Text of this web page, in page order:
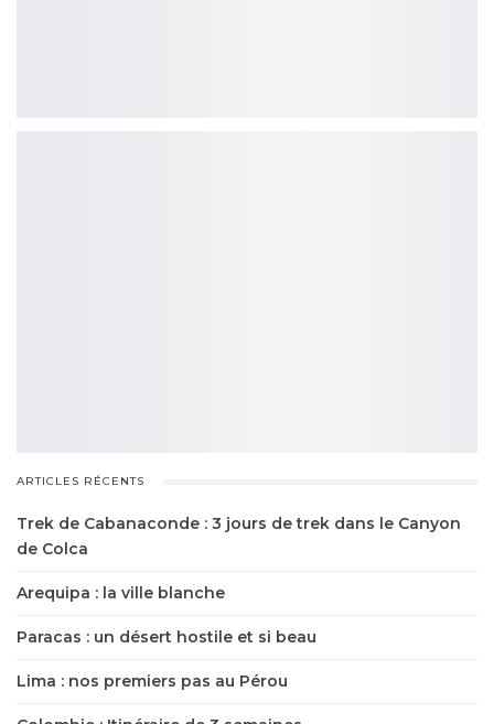
ARTICLES RÉCENTS
Trek de Cabanaconde : 3 jours de trek dans le Canyon
de Colca
Arequipa : la ville blanche
Paracas : un désert hostile et si beau
Lima : nos premiers pas au Pérou